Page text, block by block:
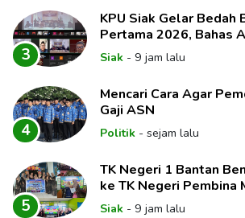
3
KPU Siak Gelar Bedah
Pertama 2026, Bahas
Politik dan Dinamika
Siak - 9 jam lalu
4
Mencari Cara Agar
Gaji ASN
Politik - sejam lalu
5
TK Negeri 1 Bantan
ke TK Negeri Pembina
Implementasi
Siak - 9 jam lalu